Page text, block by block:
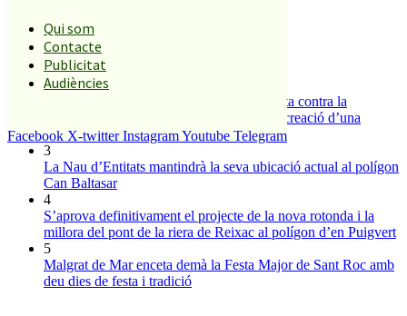
Qui som
Contacte
Publicitat
Audiències
Facebook X-twitter InstagramYoutube Telegram
1
ESPORTS CAP DE SETMANA
2
Els veïns de Palafolls refermen la seva lluita contra la
benzinera del carrer Passada i preparen la creació d’una
plataforma
3
La Nau d’Entitats mantindrà la seva ubicació actual al polígon
Can Baltasar
4
S’aprova definitivament el projecte de la nova rotonda i la
millora del pont de la riera de Reixac al polígon d’en Puigvert
5
Malgrat de Mar enceta demà la Festa Major de Sant Roc amb
deu dies de festa i tradició